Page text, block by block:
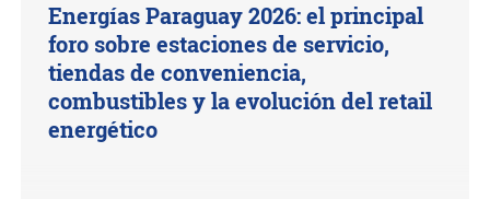
Energías Paraguay 2026: el principal
foro sobre estaciones de servicio,
tiendas de conveniencia,
combustibles y la evolución del retail
energético